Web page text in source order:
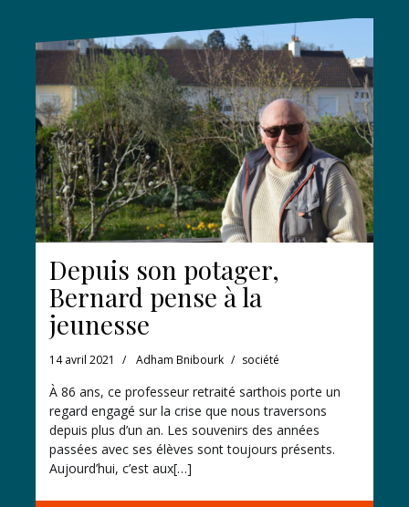
Depuis son potager,
Bernard pense à la
jeunesse
14 avril 2021 Adham Bnibourk société
À 86 ans, ce professeur retraité sarthois porte un
regard engagé sur la crise que nous traversons
depuis plus d’un an. Les souvenirs des années
passées avec ses élèves sont toujours présents.
Aujourd’hui, c’est aux[…]